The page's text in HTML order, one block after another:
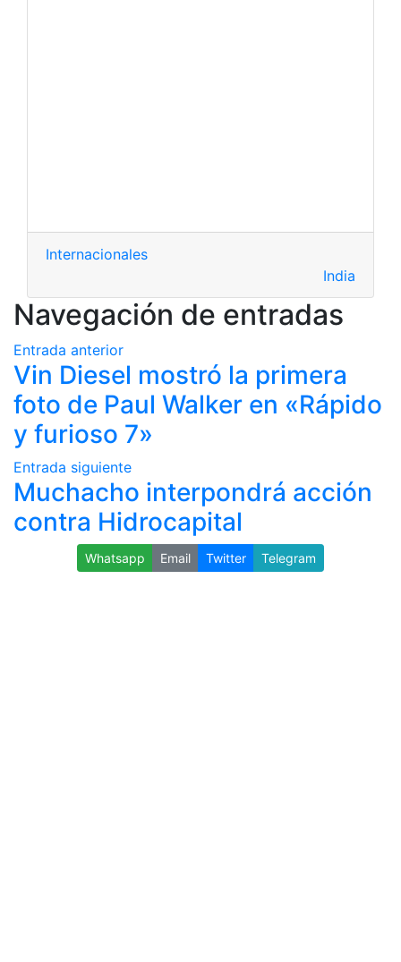
Internacionales
India
Navegación de entradas
Entrada anterior
Vin Diesel mostró la primera
foto de Paul Walker en «Rápido
y furioso 7»
Entrada siguiente
Muchacho interpondrá acción
contra Hidrocapital
Whatsapp Email Twitter Telegram